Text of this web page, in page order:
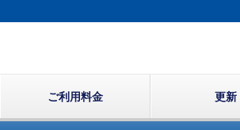
ご利用料金 更新